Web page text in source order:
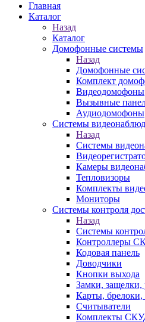
Главная
Каталог
Назад
Каталог
Домофонные системы
Назад
Домофонные
Комплект
Видеодомофоны
Вызывные
Аудиодомофоны
Системы
Назад
Системы
Камеры
Тепловизоры
Комплекты
Мониторы
Системы контроля
Назад
Системы
Контроллеры
Кодовая панель
Доводчики
Кнопки выхода
Замки, защелки,
Карты,
Считыватели
Комплекты